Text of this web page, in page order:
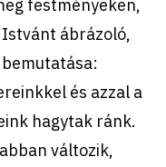
festményeken,
ábrázoló,
és azzal a
hagytak ránk.
változik,